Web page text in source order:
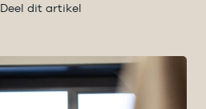
Deel dit artikel